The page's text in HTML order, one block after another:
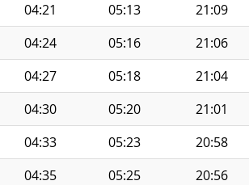
04:21 05:13 21:09
04:24 05:16 21:06
04:27 05:18 21:04
04:30 05:20 21:01
04:33 05:23 20:58
04:35 05:25 20:56